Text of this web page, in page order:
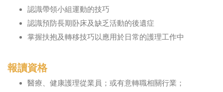
認識帶領小組運動的技巧
認識預防長期卧床及缺乏活動的後遺症
掌握扶抱及轉移技巧以應用於日常的護理工作中
報讀資格
醫療、健康護理從業員；或有意轉職相關行業；